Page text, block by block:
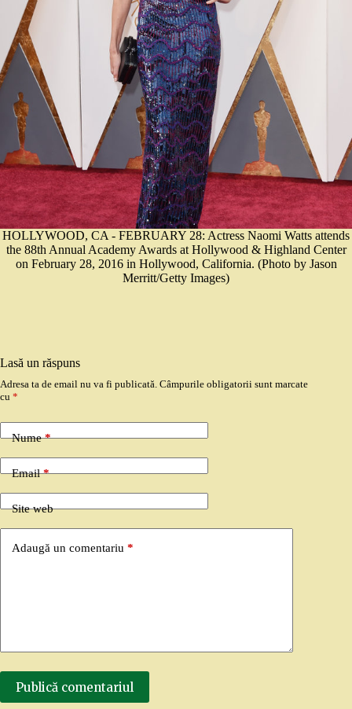
HOLLYWOOD, CA - FEBRUARY 28: Actress Naomi Watts attends
the 88th Annual Academy Awards at Hollywood & Highland Center
on February 28, 2016 in Hollywood, California. (Photo by Jason
Merritt/Getty Images)
Lasă un răspuns
Adresa ta de email nu va fi publicată. Câmpurile obligatorii sunt marcate
cu *
Nume*
Email*
Site web
Adaugă un comentariu *
Publică comentariul